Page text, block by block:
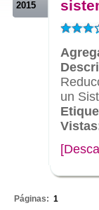
2015
un
Páginas: 1